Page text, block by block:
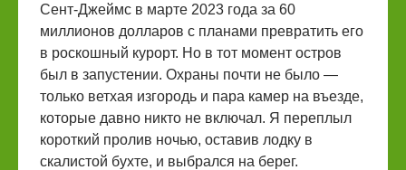
Сент-Джеймс в марте 2023 года за 60
миллионов долларов с планами превратить его
в роскошный курорт. Но в тот момент остров
был в запустении. Охраны почти не было —
только ветхая изгородь и пара камер на въезде,
которые давно никто не включал. Я переплыл
короткий пролив ночью, оставив лодку в
скалистой бухте, и выбрался на берег.